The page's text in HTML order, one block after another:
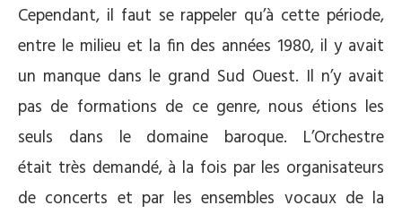
Cependant, il faut se rappeler qu’à cette période,
entre le milieu et la fin des années 1980, il y avait
un manque dans le grand Sud Ouest. Il n’y avait
pas de formations de ce genre, nous étions les
seuls dans le domaine baroque. L’Orchestre
était très demandé, à la fois par les organisateurs
de concerts et par les ensembles vocaux de la